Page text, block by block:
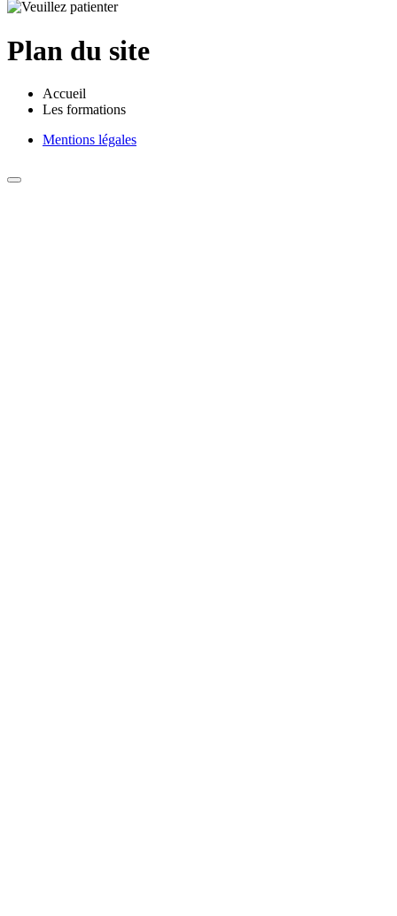
Plan du site
Accueil
Les formations
Mentions légales